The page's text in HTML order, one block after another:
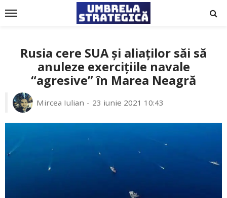
Rusia cere SUA și aliaților săi să
anuleze exercițiile navale
“agresive” în Marea Neagră
Mircea Iulian 23 iunie 2021 10:43